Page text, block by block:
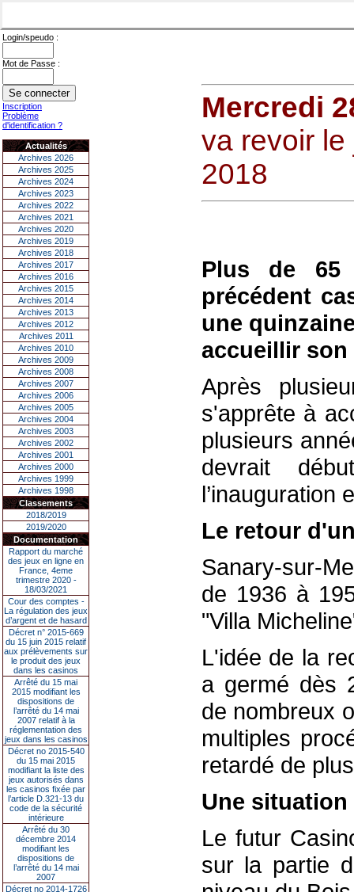
Login/speudo :
Mot de Passe :
Inscription
Problème
d'identification ?
Actualités
Archives 2026
Archives 2025
Archives 2024
Archives 2023
Archives 2022
Archives 2021
Archives 2020
Archives 2019
Archives 2018
Archives 2017
Archives 2016
Archives 2015
Archives 2014
Archives 2013
Archives 2012
Archives 2011
Archives 2010
Archives 2009
Archives 2008
Archives 2007
Archives 2006
Archives 2005
Archives 2004
Archives 2003
Archives 2002
Archives 2001
Archives 2000
Archives 1999
Archives 1998
Classements
2018/2019
2019/2020
Documentation
Rapport du marché
des jeux en ligne en
France, 4eme
trimestre 2020 -
18/03/2021
Cour des comptes -
La régulation des jeux
d’argent et de hasard
Décret n° 2015-669
du 15 juin 2015 relatif
aux prélèvements sur
le produit des jeux
dans les casinos
Arrêté du 15 mai
2015 modifiant les
dispositions de
l’arrêté du 14 mai
2007 relatif à la
réglementation des
jeux dans les casinos
Décret no 2015-540
du 15 mai 2015
modifiant la liste des
jeux autorisés dans
les casinos fixée par
l’article D.321-13 du
code de la sécurité
intérieure
Arrêté du 30
décembre 2014
modifiant les
dispositions de
l’arrêté du 14 mai
2007
Décret no 2014-1726
Mercredi
va revoir
2018
Plus de 65
précédent
une
accueillir son
Après
s'apprête à
plusieurs
devrait
l’inauguration
Le retour
Sanary-sur-
de 1936 à
"Villa
L'idée de la
a germé dès
de nombreux
multiples
retardé de
Une
Le futur
sur la partie